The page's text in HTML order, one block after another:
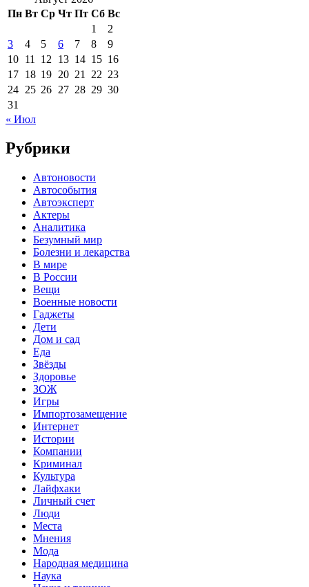
Пн Вт Ср Чт Пт Сб Вс
1
2
3
4 5 6 7 8
9
10 11 12 13 14 15 16
17 18 19 20 21 22 23
24 25 26 27 28 29 30
31
« Июл
Рубрики
Автоновости
Автособытия
Автоэксперт
Актеры
Аналитика
Безумный мир
Болезни и лекарства
В мире
В России
Вещи
Военные новости
Гаджеты
Дети
Дом и сад
Еда
Звёзды
Здоровье
ЗОЖ
Игры
Импортозамещение
Интернет
Истории
Компании
Криминал
Культура
Лайфхаки
Личный счет
Люди
Места
Мнения
Мода
Народная медицина
Наука